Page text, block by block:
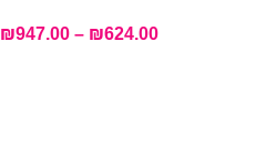
₪624.00
–
₪947.00